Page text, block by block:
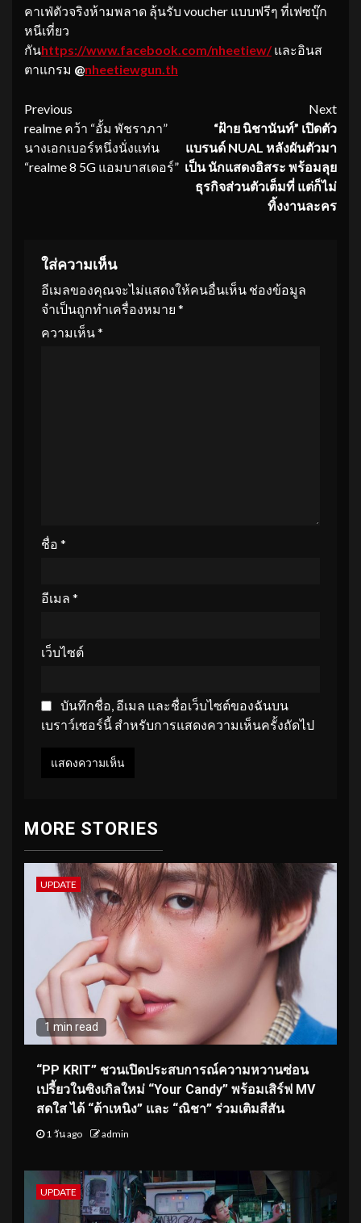
คาเฟ่ตัวจริงห้ามพลาด ลุ้นรับ voucher แบบฟรีๆ ที่เฟซบุ๊ก
หนีเที่ยว
กันhttps://www.facebook.com/nheetiew/ และอินส
ตาแกรม @nheetiewgun.th
Continue
Reading
Previous
realme คว้า “อั้ม พัชราภา”
นางเอกเบอร์หนึ่งนั่งแท่น
“realme 8 5G แอมบาสเดอร์”
Next
“ฝ้าย นิชานันท์” เปิดตัว
แบรนด์ NUAL หลังผันตัวมา
เป็น นักแสดงอิสระ พร้อมลุย
ธุรกิจส่วนตัวเต็มที่ แต่ก็ไม่
ทิ้งงานละคร
ใส่ความเห็น
อีเมลของคุณจะไม่แสดงให้คนอื่นเห็น ช่องข้อมูล
จำเป็นถูกทำเครื่องหมาย *
ความเห็น*
ชื่อ *
อีเมล *
เว็บไซต์
บันทึกชื่อ, อีเมล และชื่อเว็บไซต์ของฉันบน
เบราว์เซอร์นี้ สำหรับการแสดงความเห็นครั้งถัดไป
MORE STORIES
UPDATE
1 min read
“PP KRIT” ชวนเปิดประสบการณ์ความหวานซ่อน
เปรี้ยวในซิงเกิลใหม่ “Your Candy” พร้อมเสิร์ฟ MV
สดใส ได้ “ต้าเหนิง” และ “ณิชา” ร่วมเติมสีสัน
1 วัน ago admin
UPDATE